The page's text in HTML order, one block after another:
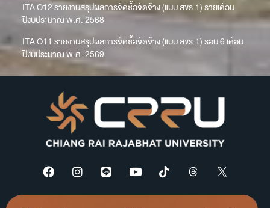
ITA O12 รายงานสรุปผลการจัดซื้อจัดจ้าง (แบบ สขร.1) รายเดือน
ปีงบประมาณ พ.ศ. 2568
ITA O11 รายงานสรุปผลการจัดซื้อจัดจ้าง (แบบ สขร.1) รอบ 6 เดือน
ปีงบประมาณ พ.ศ. 2569